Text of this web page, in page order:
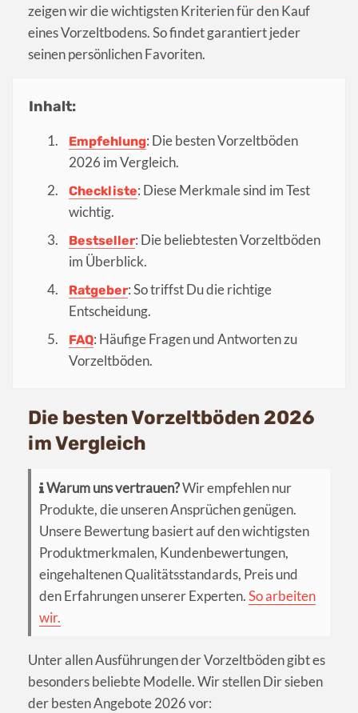
zeigen wir die wichtigsten Kriterien für den Kauf
eines Vorzeltbodens. So findet garantiert jeder
seinen persönlichen Favoriten.
Inhalt:
Empfehlung: Die besten Vorzeltböden
2026 im Vergleich.
Checkliste: Diese Merkmale sind im Test
wichtig.
Bestseller: Die beliebtesten Vorzeltböden
im Überblick.
Ratgeber: So triffst Du die richtige
Entscheidung.
FAQ: Häufige Fragen und Antworten zu
Vorzeltböden.
Die besten Vorzeltböden 2026
im Vergleich
Warum uns vertrauen?Wir empfehlen nur
Produkte, die unseren Ansprüchen genügen.
Unsere Bewertung basiert auf den wichtigsten
Produktmerkmalen, Kundenbewertungen,
eingehaltenen Qualitätsstandards, Preis und
den Erfahrungen unserer Experten.So arbeiten
wir.
Unter allen Ausführungen der Vorzeltböden gibt es
besonders beliebte Modelle. Wir stellen Dir sieben
der besten Angebote 2026 vor: